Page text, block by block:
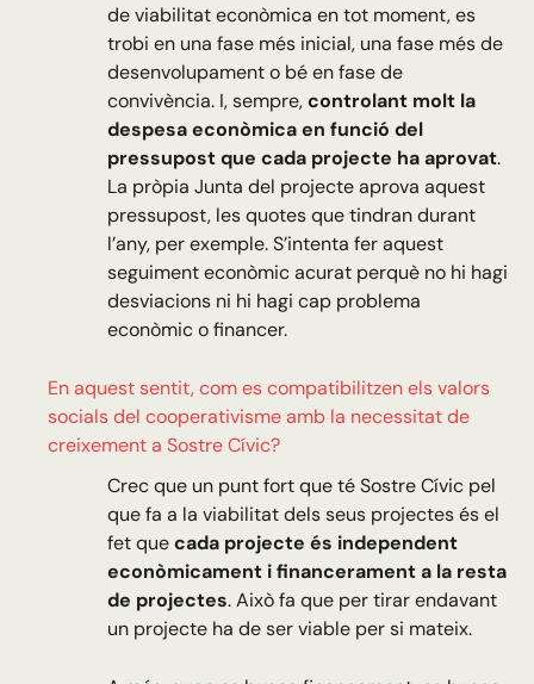
de viabilitat econòmica en tot moment, es
trobi en una fase més inicial, una fase més de
desenvolupament o bé en fase de
convivència. I, sempre,controlant molt la
despesa econòmica en funció del
pressupost que cada projecte ha aprovat.
La pròpia Junta del projecte aprova aquest
pressupost, les quotes que tindran durant
l’any, per exemple. S’intenta fer aquest
seguiment econòmic acurat perquè no hi hagi
desviacions ni hi hagi cap problema
econòmic o financer.
En aquest sentit, com es compatibilitzen els valors
socials del cooperativisme amb la necessitat de
creixement a Sostre Cívic?
Crec que un punt fort que té Sostre Cívic pel
que fa a la viabilitat dels seus projectes és el
fet quecada projecte és independent
econòmicament i financerament a la resta
de projectes. Això fa que per tirar endavant
un projecte ha de ser viable per si mateix.